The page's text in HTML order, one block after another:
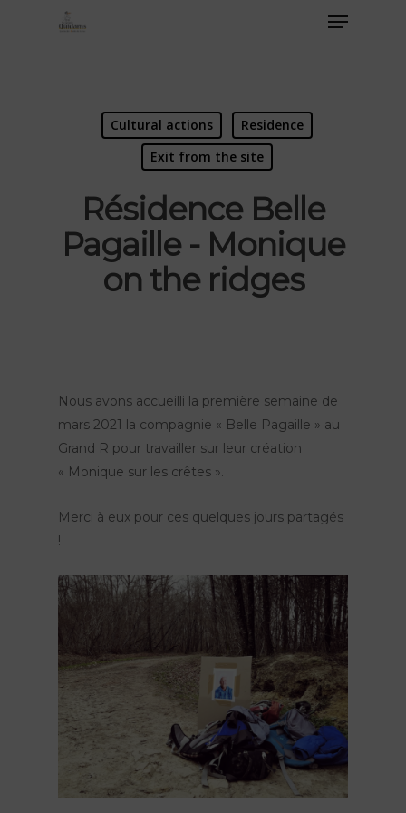
Cultural actions
Residence
Exit from the site
Résidence Belle
Pagaille - Monique
on the ridges
Nous avons accueilli la première semaine de
mars 2021 la compagnie « Belle Pagaille » au
Grand R pour travailler sur leur création
« Monique sur les crêtes ».
Merci à eux pour ces quelques jours partagés
!